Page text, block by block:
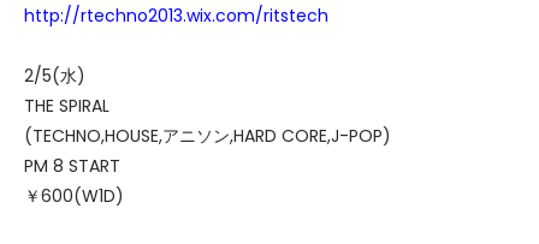
http://rtechno2013.wix.com/ritstech
2/5(水)
THE SPIRAL
(TECHNO,HOUSE,アニソン,HARD CORE,J-POP)
PM 8 START
￥600(W1D)